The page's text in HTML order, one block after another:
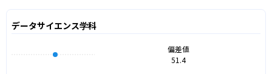
データサイエンス学科
偏差値
51.4